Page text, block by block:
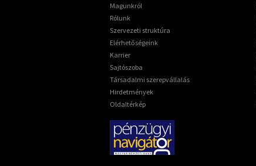
Magunkról
Rólunk
Szervezeti struktúra
Elérhetőségeink
Karrier
Sajtószoba
Társadalmi szerepvállalás
Hirdetmények
Oldaltérkép